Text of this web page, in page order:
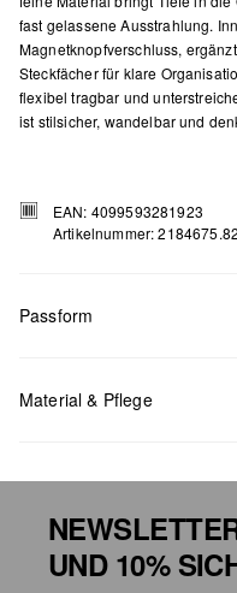
fast gelassene Ausstrahlung.
Magnetknopfverschluss,
Steckfächer für klare
flexibel tragbar und
ist stilsicher, wandelbar und
EAN: 4099593281923
Artikelnummer:
Passform
H x B x T (cm): 21 x 33,5 x
Material & Pflege
UND 10%